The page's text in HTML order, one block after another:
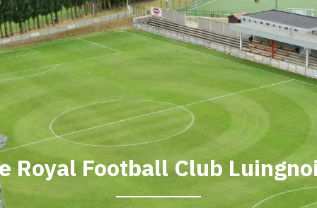
AGENDA
GALERIE
INFOS
CONTACT
Royal Football Club